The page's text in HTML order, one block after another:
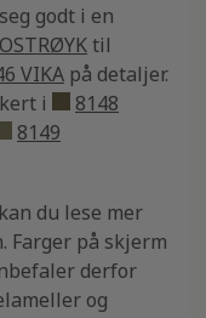
godt i en
til
VIKA på detaljer.
i
8148
8149
du lese mer
Farger på skjerm
derfor
og